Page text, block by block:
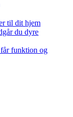
til dit hjem
du dyre
funktion og